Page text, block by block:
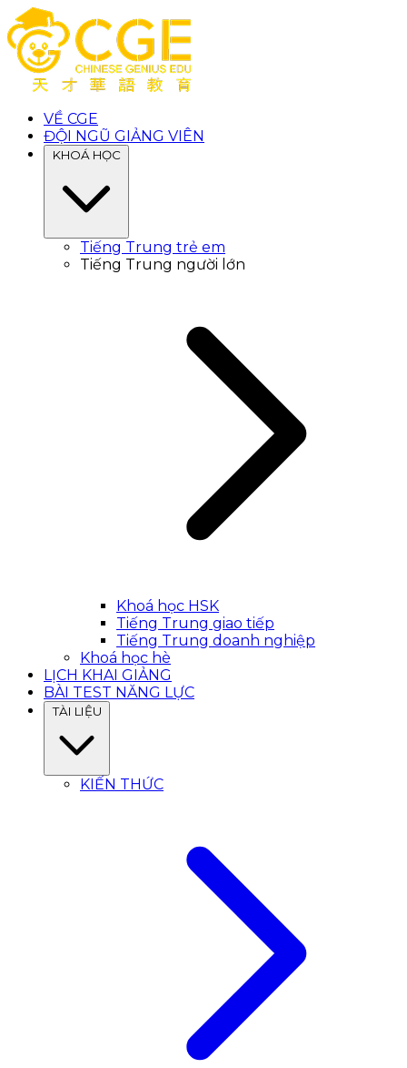
VỀ CGE
ĐỘI NGŨ GIẢNG VIÊN
KHOÁ HỌC
Tiếng Trung trẻ em
Tiếng Trung người lớn
Khoá học HSK
Tiếng Trung giao tiếp
Tiếng Trung doanh nghiệp
Khoá học hè
LỊCH KHAI GIẢNG
BÀI TEST NĂNG LỰC
TÀI LIỆU
KIẾN THỨC